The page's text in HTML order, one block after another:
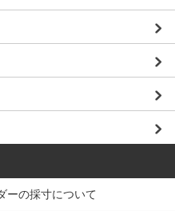
ーの採寸について